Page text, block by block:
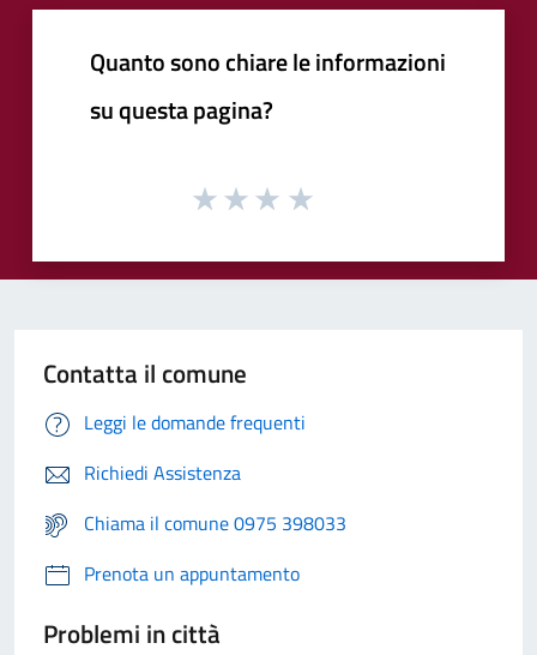
Quanto sono chiare le informazioni
su questa pagina?
Contatta il comune
Leggi le domande frequenti
Richiedi Assistenza
Chiama il comune 0975 398033
Prenota un appuntamento
Problemi in città